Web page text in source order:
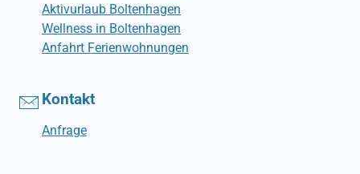
Aktivurlaub Boltenhagen
Wellness in Boltenhagen
Anfahrt Ferienwohnungen
Kontakt
Anfrage